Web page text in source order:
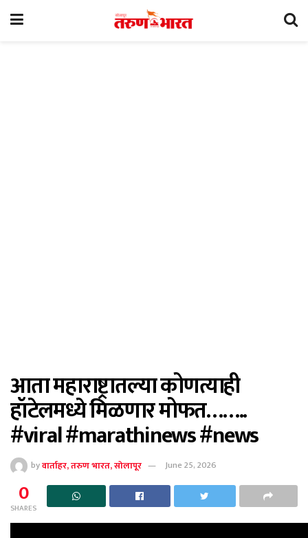
आता महाराष्ट्रातल्या कोणत्याही
हॉटेलमध्ये मिळणार मोफत……..
#viral #marathinews #news
byवार्ताहर, तरुण भारत, सोलापूर June 25, 2026
0
SHARES